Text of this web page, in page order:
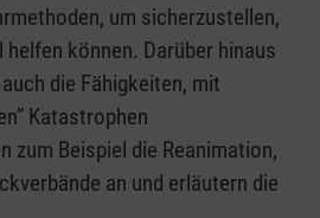
um sicherzustellen,
können. Darüber hinaus
die Fähigkeiten, mit
Katastrophen
zum Beispiel die Reanimation,
an und erläutern die